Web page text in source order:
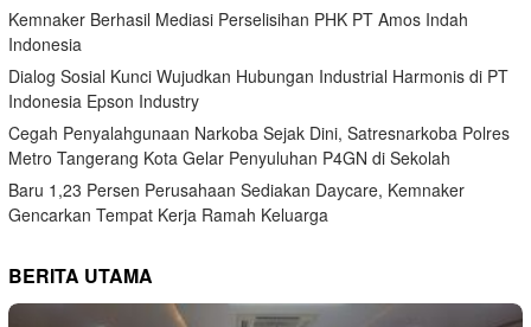
Kemnaker Berhasil Mediasi Perselisihan PHK PT Amos Indah
Indonesia
Dialog Sosial Kunci Wujudkan Hubungan Industrial Harmonis di PT
Indonesia Epson Industry
Cegah Penyalahgunaan Narkoba Sejak Dini, Satresnarkoba Polres
Metro Tangerang Kota Gelar Penyuluhan P4GN di Sekolah
Baru 1,23 Persen Perusahaan Sediakan Daycare, Kemnaker
Gencarkan Tempat Kerja Ramah Keluarga
BERITA UTAMA